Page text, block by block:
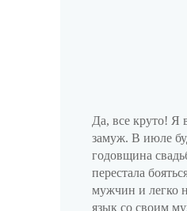
Да, все круто! Я
замуж. В июле
годовщина
перестала
мужчин и легко
язык со своим